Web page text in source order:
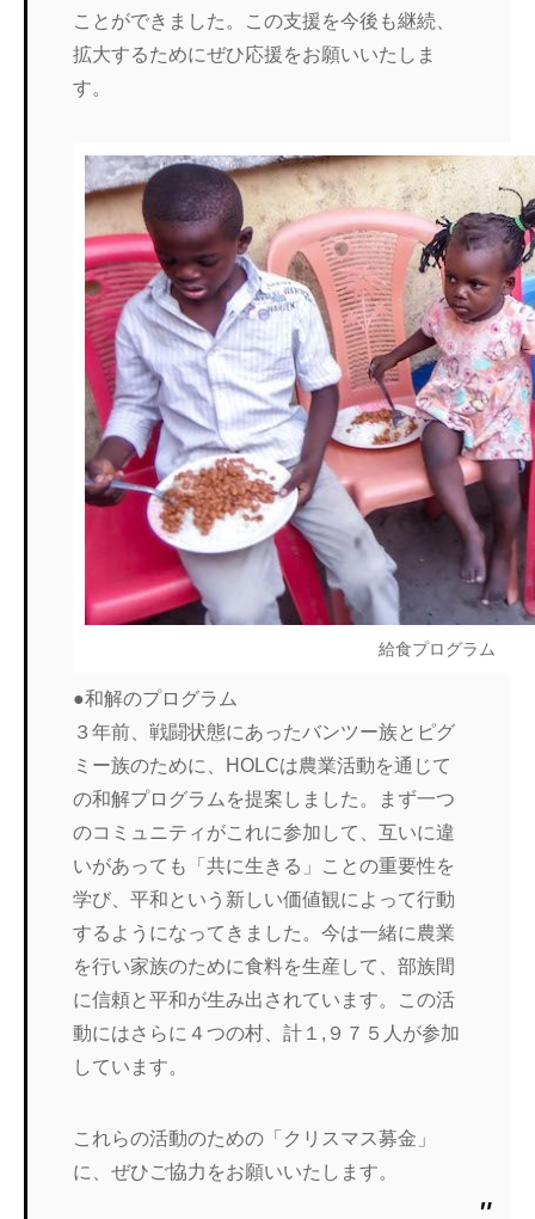
ことができました。この支援を今後も継続、
拡大するためにぜひ応援をお願いいたしま
す。
給食プログラム
●和解のプログラム
３年前、戦闘状態にあったバンツー族とピグ
ミー族のために、HOLCは農業活動を通じて
の和解プログラムを提案しました。まず一つ
のコミュニティがこれに参加して、互いに違
いがあっても「共に生きる」ことの重要性を
学び、平和という新しい価値観によって行動
するようになってきました。今は一緒に農業
を行い家族のために食料を生産して、部族間
に信頼と平和が生み出されています。この活
動にはさらに４つの村、計１,９７５人が参加
しています。
これらの活動のための「クリスマス募金」
に、ぜひご協力をお願いいたします。